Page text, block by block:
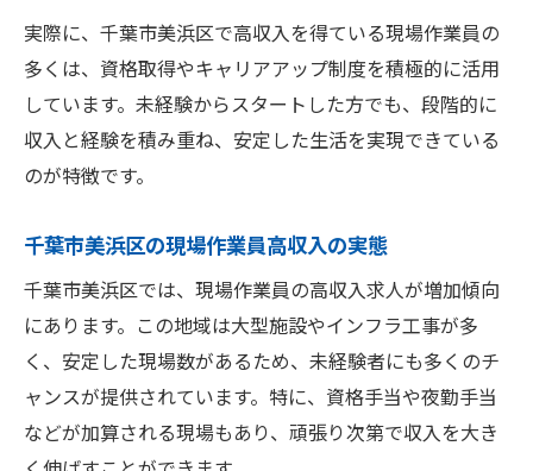
実際に、千葉市美浜区で高収入を得ている現場作業員の
多くは、資格取得やキャリアアップ制度を積極的に活用
しています。未経験からスタートした方でも、段階的に
収入と経験を積み重ね、安定した生活を実現できている
のが特徴です。
千葉市美浜区の現場作業員高収入の実態
千葉市美浜区では、現場作業員の高収入求人が増加傾向
にあります。この地域は大型施設やインフラ工事が多
く、安定した現場数があるため、未経験者にも多くのチ
ャンスが提供されています。特に、資格手当や夜勤手当
などが加算される現場もあり、頑張り次第で収入を大き